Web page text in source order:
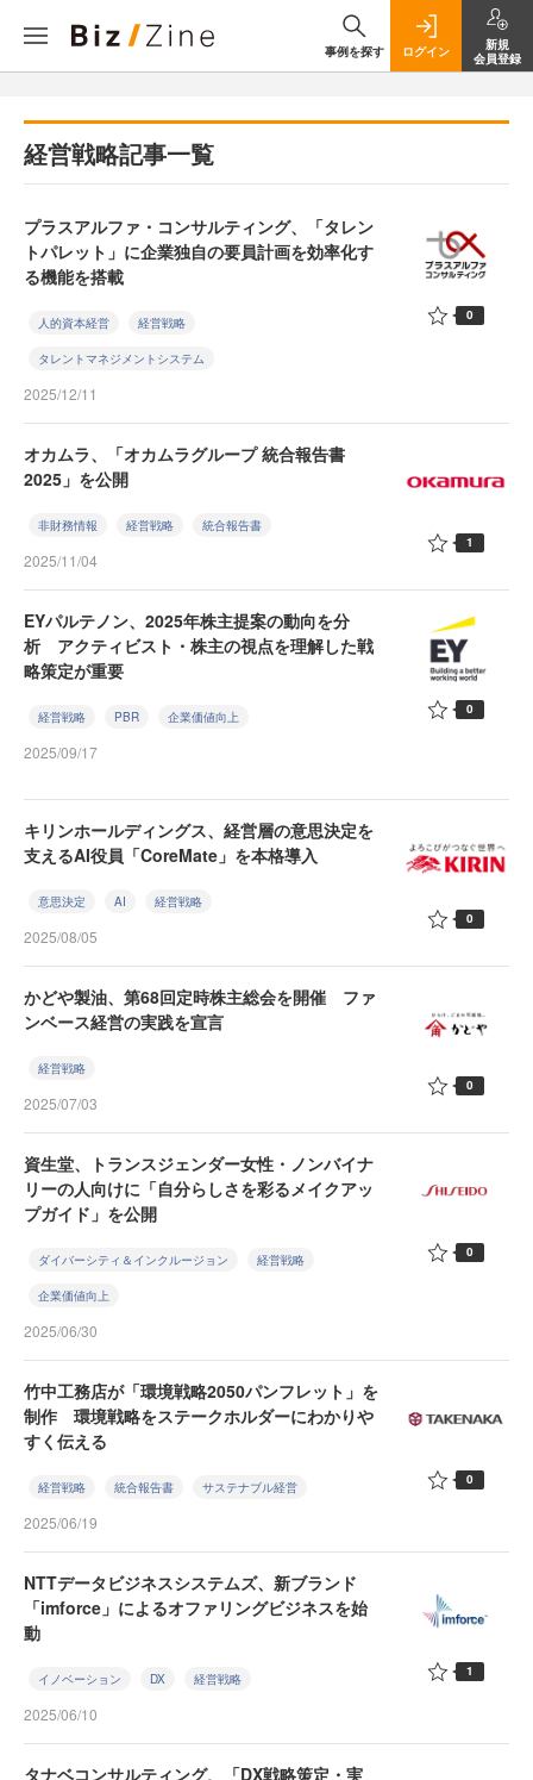
事例を探す ログイン
新規
会員登録
経営戦略記事一覧
プラスアルファ・コンサルティング、「タレン
トパレット」に企業独自の要員計画を効率化す
る機能を搭載
人的資本経営 経営戦略
タレントマネジメントシステム
2025/12/11
0
オカムラ、「オカムラグループ 統合報告書
2025」を公開
非財務情報 経営戦略 統合報告書
2025/11/04
1
EYパルテノン、2025年株主提案の動向を分
析 アクティビスト・株主の視点を理解した戦
略策定が重要
経営戦略 PBR 企業価値向上
2025/09/17
0
キリンホールディングス、経営層の意思決定を
支えるAI役員「CoreMate」を本格導入
意思決定 AI 経営戦略
2025/08/05
0
かどや製油、第68回定時株主総会を開催 ファ
ンベース経営の実践を宣言
経営戦略
2025/07/03
0
資生堂、トランスジェンダー女性・ノンバイナ
リーの人向けに「自分らしさを彩るメイクアッ
プガイド」を公開
ダイバーシティ＆インクルージョン 経営戦略
企業価値向上
2025/06/30
0
竹中工務店が「環境戦略2050パンフレット」を
制作 環境戦略をステークホルダーにわかりや
すく伝える
経営戦略 統合報告書 サステナブル経営
2025/06/19
0
NTTデータビジネスシステムズ、新ブランド
「imforce」によるオファリングビジネスを始
動
イノベーション DX 経営戦略
2025/06/10
1
タナベコンサルティング、「DX戦略策定・実